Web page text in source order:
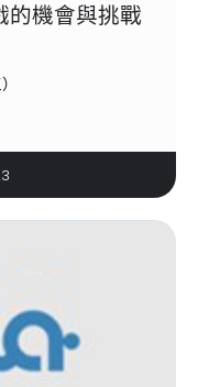
的機會與挑戰